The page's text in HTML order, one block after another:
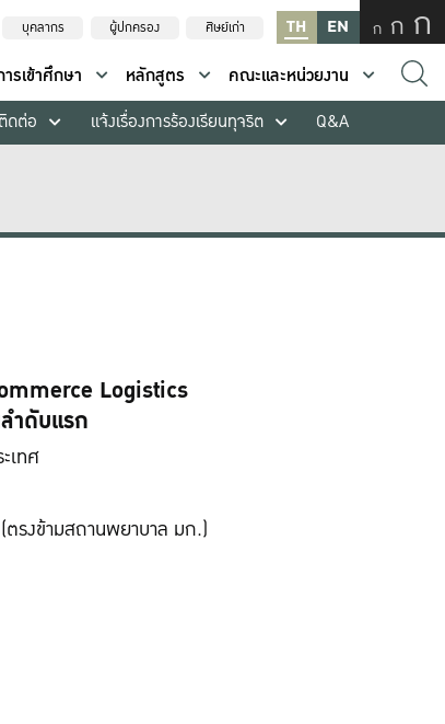
บุคลากร ผู้ปกครอง ศิษย์เก่า TH EN ก ก ก
รเข้าศึกษา หลักสูตร
คณะและหน่วยงาน
ติดต่อ แจ้งเรื่องการร้องเรียนทุจริต Q&A
Logistics
ำดับแรก
เทศ
รงข้ามสถานพยาบาล มก.)